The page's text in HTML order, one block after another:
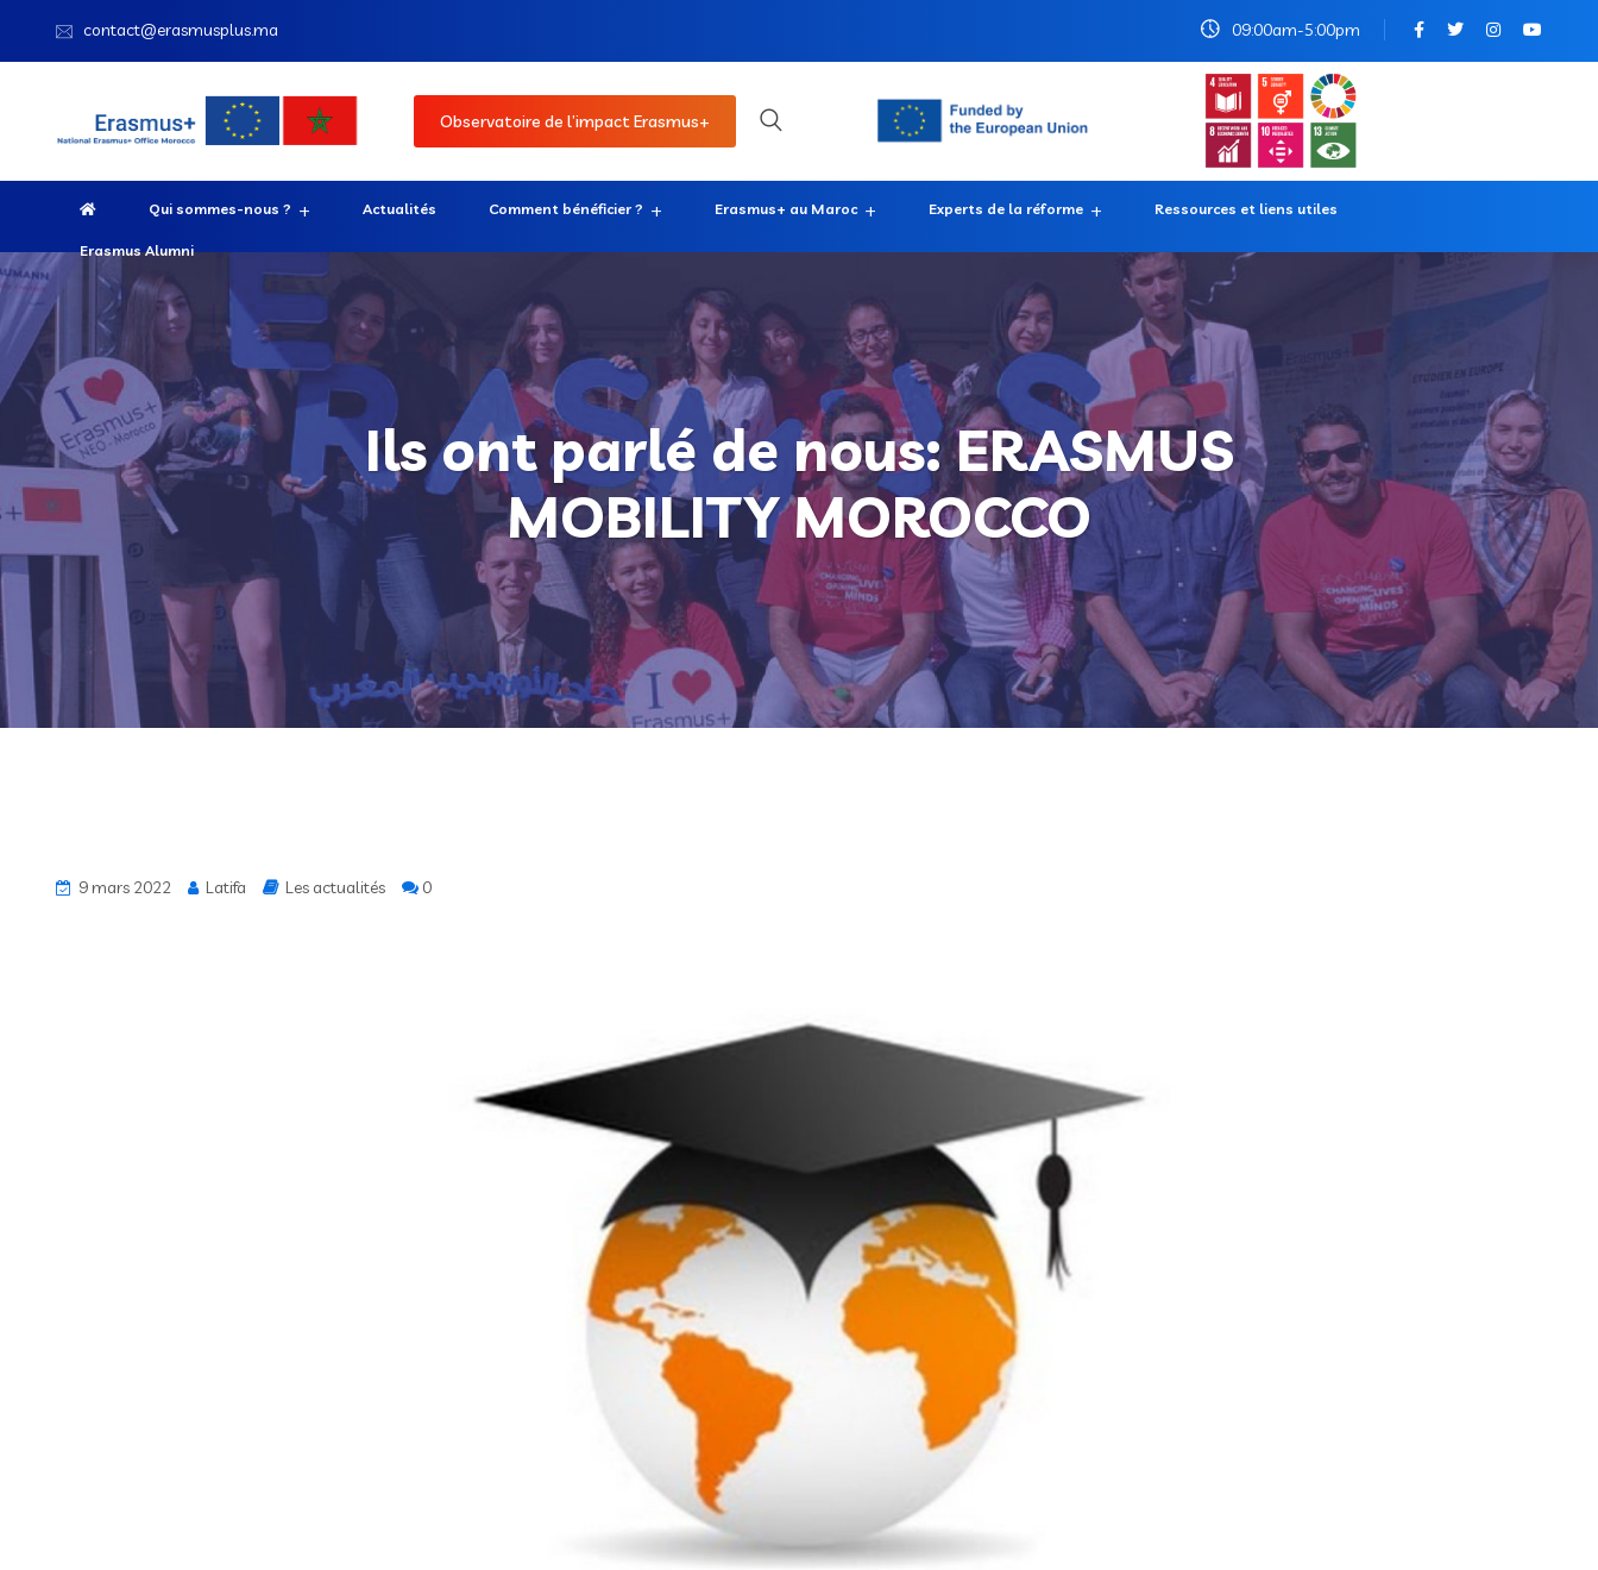
contact@erasmusplus.ma 09:00am-5:00pm
Observatoire de l’impact Erasmus+
Qui sommes-nous ? Actualités Comment bénéficier ? Erasmus+ au Maroc Experts de la réforme Ressources et liens utiles
Erasmus Alumni
Ils ont parlé de nous: ERASMUS
MOBILITY MOROCCO
9 mars 2022 Latifa Les actualités 0